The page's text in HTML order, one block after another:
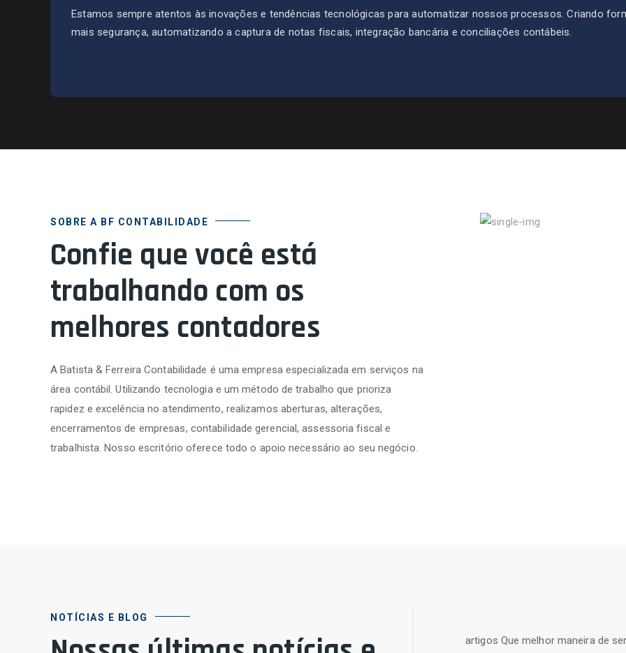
Estamos sempre atentos às inovações e tendências tecnológicas para automatizar nossos processos. Criando
mais segurança, automatizando a captura de notas fiscais, integração bancária e conciliações contábeis.
SOBRE A BF CONTABILIDADE
Confie que você está
trabalhando com os
melhores contadores
A Batista & Ferreira Contabilidade é uma empresa especializada em serviços na
área contábil. Utilizando tecnologia e um método de trabalho que prioriza
rapidez e excelência no atendimento, realizamos aberturas, alterações,
encerramentos de empresas, contabilidade gerencial, assessoria fiscal e
trabalhista. Nosso escritório oferece todo o apoio necessário ao seu negócio.
NOTÍCIAS E BLOG
artigos Que melhor maneira de